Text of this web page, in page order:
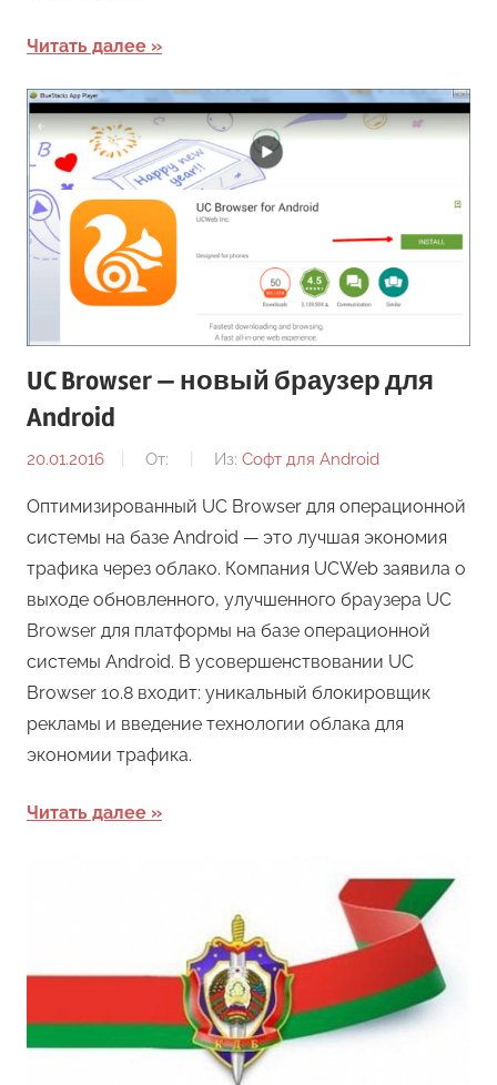
Читать далее
UC Browser — новый браузер для
Android
20.01.2016 От: Из: Софт для Android
Оптимизированный UC Browser для операционной
системы на базе Android — это лучшая экономия
трафика через облако. Компания UCWeb заявила о
выходе обновленного, улучшенного браузера UC
Browser для платформы на базе операционной
системы Android. В усовершенствовании UC
Browser 10.8 входит: уникальный блокировщик
рекламы и введение технологии облака для
экономии трафика.
Читать далее